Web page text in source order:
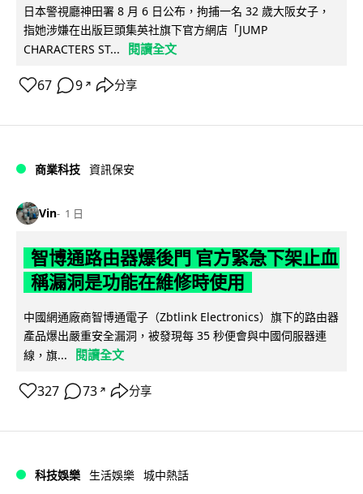
日本警視廳神田署 8 月 6 日公布，拘捕一名 32 歲大阪女子，
指她涉嫌在出版巨頭集英社旗下官方網店「JUMP
CHARACTERS ST...
閱讀全文
67 9 ↗ 分享
商業科技 資訊保安
Vin 1 日
智博通路由器爆後門 官方緊急下架止血
稱漏洞是功能在維修時使用
中國網通廠商智博通電子（Zbtlink Electronics）旗下的路由器
產品爆出嚴重安全漏洞，被發現每 35 秒便會與中國伺服器連
線，旗...
閱讀全文
327 73 ↗ 分享
科技娛樂 生活娛樂 城中熱話